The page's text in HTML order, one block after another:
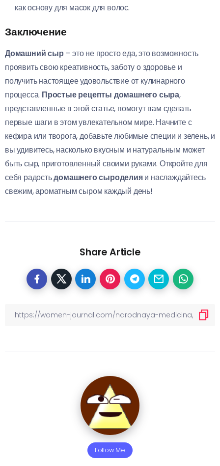
как основу для масок для волос.
Заключение
Домашний сыр – это не просто еда, это возможность
проявить свою креативность, заботу о здоровье и
получить настоящее удовольствие от кулинарного
процесса. Простые рецепты домашнего сыра,
представленные в этой статье, помогут вам сделать
первые шаги в этом увлекательном мире. Начните с
кефира или творога, добавьте любимые специи и зелень, и
вы удивитесь, насколько вкусным и натуральным может
быть сыр, приготовленный своими руками. Откройте для
себя радостьдомашнего сыроделияи наслаждайтесь
свежим, ароматным сыром каждый день!
Share Article
Follow Me